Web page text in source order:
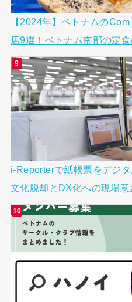
【2024年】ベトナムの
店9選！ベトナム南部の定
i-Reporterで紙帳票をデジ
文化脱却とDX化への現場意